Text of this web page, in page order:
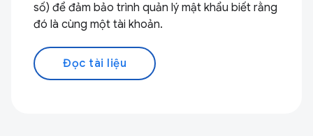
số) để đảm bảo trình quản lý mật khẩu biết rằng
đó là cùng một tài khoản.
Đọc tài liệu